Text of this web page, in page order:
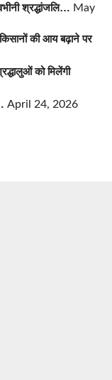
श्रद्धांजलि… May
की आय बढ़ाने पर
को मिलेंगी
April 24, 2026